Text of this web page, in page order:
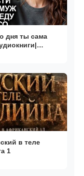
дня ты сама
в теле
1